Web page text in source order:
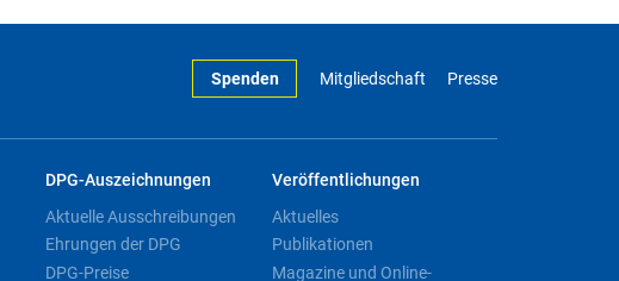
Spenden Mitgliedschaft Presse
DPG-Auszeichnungen
Aktuelle Ausschreibungen
Ehrungen der DPG
DPG-Preise
Veröffentlichungen
Aktuelles
Publikationen
Magazine und Online-